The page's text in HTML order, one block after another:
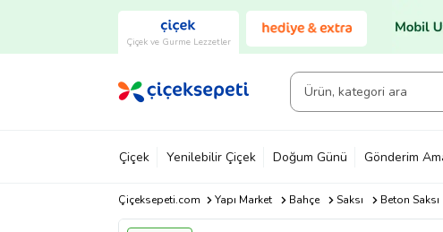
Çiçek ve Gurme Lezzetler
Çiçek Yenilebilir Çiçek Doğum Günü Gönderim
Çiçeksepeti.com Yapı Market Bahçe Saksı Beton Saksı